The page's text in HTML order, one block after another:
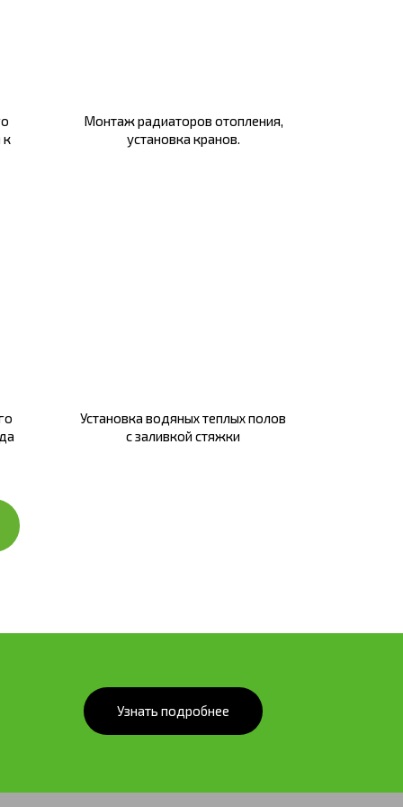
к
Монтаж радиаторов отопления,
установка кранов.
Установка водяных теплых полов
с заливкой стяжки
Узнать подробнее